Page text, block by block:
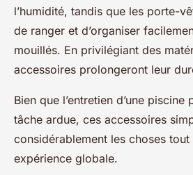
l’humidité, tandis que les porte-
de ranger et d’organiser
mouillés. En privilégiant des
accessoires prolongeront leur
Bien que l’entretien d’une piscine
tâche ardue, ces accessoires
considérablement les choses
expérience globale.